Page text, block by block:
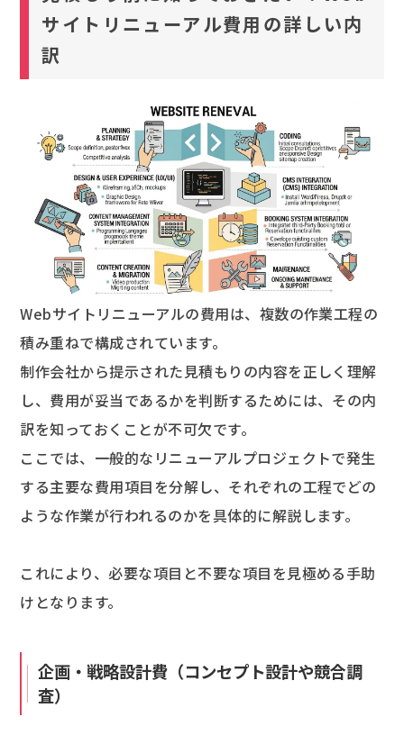
サイトリニューアル費用の詳しい内
訳
Webサイトリニューアルの費用は、複数の作業工程の
積み重ねで構成されています。
制作会社から提示された見積もりの内容を正しく理解
し、費用が妥当であるかを判断するためには、その内
訳を知っておくことが不可欠です。
ここでは、一般的なリニューアルプロジェクトで発生
する主要な費用項目を分解し、それぞれの工程でどの
ような作業が行われるのかを具体的に解説します。
これにより、必要な項目と不要な項目を見極める手助
けとなります。
企画・戦略設計費（コンセプト設計や競合調
査）